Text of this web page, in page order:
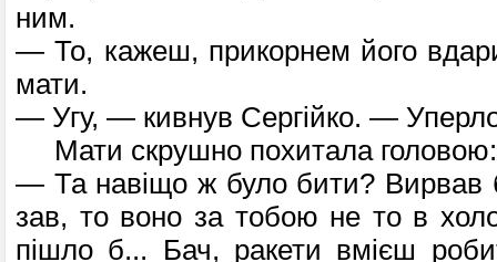
ним.
— То, кажеш, прикорнем його
мати.
— Угу, — кивнув Сергійко. —
Мати скрушно похитала головою:
— Та навіщо ж було бити? Вирвав
зав, то воно за тобою не то в
пішло б... Бач, ракети вмієш